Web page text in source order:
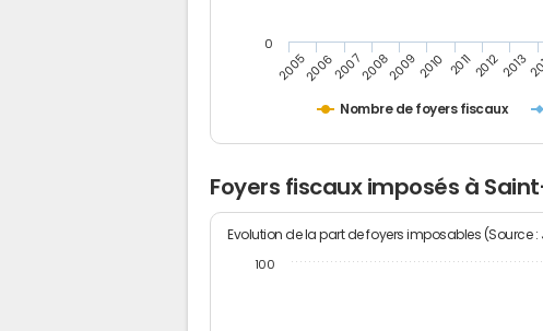
Nombre de foyers fiscaux
200520062007200820092010 201120122013
0
Foyers fiscaux imposés à
Evolution de la part de foyers imposables (Source
100